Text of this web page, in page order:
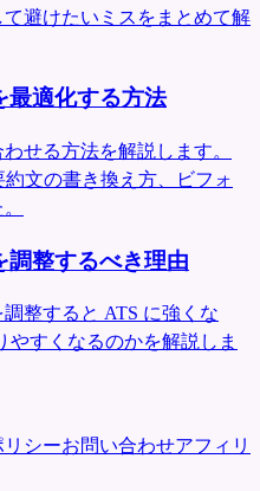
避けたいミスをまとめて解
最適化する方法
せる方法を解説します。
文の書き換え方、ビフォ
調整するべき理由
整すると ATS に強くな
やすくなるのかを解説しま
リシーお問い合わせアフィリ